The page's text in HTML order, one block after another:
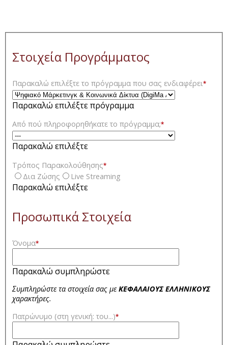
Στοιχεία Προγράμματος
Παρακαλώ επιλέξτε το πρόγραμμα που σας ενδιαφέρει*
Παρακαλώ επιλέξτε πρόγραμμα
Από πού πληροφορηθήκατε το πρόγραμμα;*
Παρακαλώ επιλέξτε
Τρόπος Παρακολούθησης*
Δια Ζώσης Live Streaming
Παρακαλώ επιλέξτε
Προσωπικά Στοιχεία
Όνομα*
Παρακαλώ συμπληρώστε
Συμπληρώστε τα στοιχεία σας μεΚΕΦΑΛΑΙΟΥΣ ΕΛΛΗΝΙΚΟΥΣ
χαρακτήρες.
Πατρώνυμο (στη γενική: του...)*